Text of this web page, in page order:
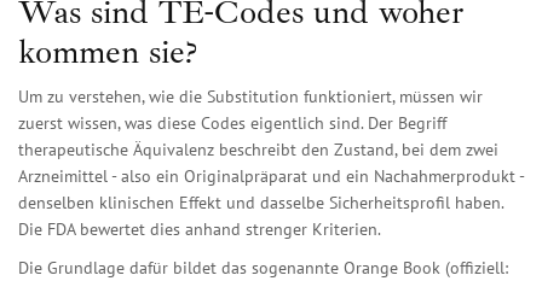
Was sind TE-Codes und woher
kommen sie?
Um zu verstehen, wie die Substitution funktioniert, müssen wir
zuerst wissen, was diese Codes eigentlich sind. Der Begriff
therapeutische Äquivalenz beschreibt den Zustand, bei dem zwei
Arzneimittel - also ein Originalpräparat und ein Nachahmerprodukt -
denselben klinischen Effekt und dasselbe Sicherheitsprofil haben.
Die FDA bewertet dies anhand strenger Kriterien.
Die Grundlage dafür bildet das sogenannte Orange Book (offiziell: